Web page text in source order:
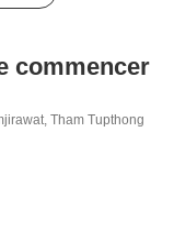
commencer
,Tham Tupthong